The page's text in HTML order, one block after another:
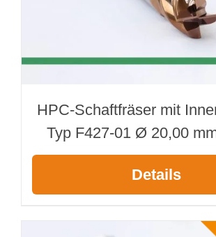
HPC-Schaftfräser mit
Typ F427-01 Ø 20,00
Details